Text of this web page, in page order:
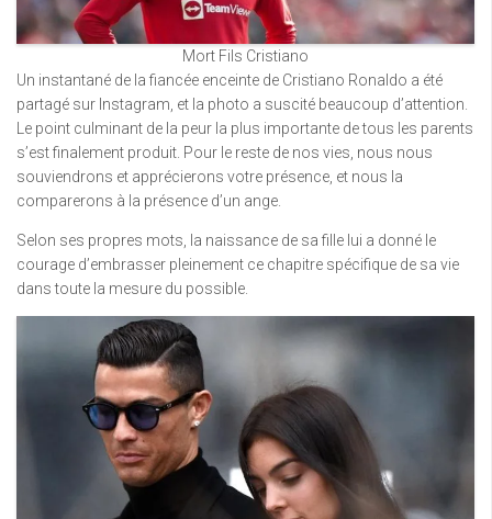
Mort Fils Cristiano
Un instantané de la fiancée enceinte de Cristiano Ronaldo a été
partagé sur Instagram, et la photo a suscité beaucoup d’attention.
Le point culminant de la peur la plus importante de tous les parents
s’est finalement produit. Pour le reste de nos vies, nous nous
souviendrons et apprécierons votre présence, et nous la
comparerons à la présence d’un ange.
Selon ses propres mots, la naissance de sa fille lui a donné le
courage d’embrasser pleinement ce chapitre spécifique de sa vie
dans toute la mesure du possible.